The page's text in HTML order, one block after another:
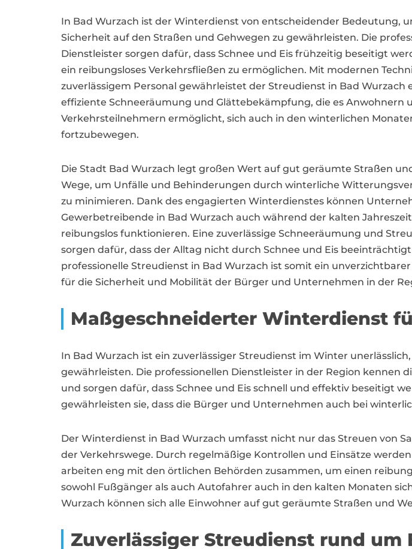
In Bad Wurzach ist der Winterdienst von entscheidender Bedeutung,
Sicherheit auf den Straßen und Gehwegen zu gewährleisten. Die
Dienstleister sorgen dafür, dass Schnee und Eis frühzeitig beseitigt
ein reibungsloses Verkehrsfließen zu ermöglichen. Mit modernen
zuverlässigem Personal gewährleistet der Streudienst in Bad Wurzach
effiziente Schneeräumung und Glättebekämpfung, die es Anwohnern
Verkehrsteilnehmern ermöglicht, sich auch in den winterlichen
fortzubewegen.
Die Stadt Bad Wurzach legt großen Wert auf gut geräumte Straßen
Wege, um Unfälle und Behinderungen durch winterliche
zu minimieren. Dank des engagierten Winterdienstes können
Gewerbetreibende in Bad Wurzach auch während der kalten Jahreszeit
reibungslos funktionieren. Eine zuverlässige Schneeräumung und
sorgen dafür, dass der Alltag nicht durch Schnee und Eis
professionelle Streudienst in Bad Wurzach ist somit ein
für die Sicherheit und Mobilität der Bürger und Unternehmen in der
Maßgeschneiderter Winterdienst
In Bad Wurzach ist ein zuverlässiger Streudienst im Winter
gewährleisten. Die professionellen Dienstleister in der Region kennen
und sorgen dafür, dass Schnee und Eis schnell und effektiv beseitigt
gewährleisten sie, dass die Bürger und Unternehmen auch bei
Der Winterdienst in Bad Wurzach umfasst nicht nur das Streuen von
der Verkehrswege. Durch regelmäßige Kontrollen und Einsätze
arbeiten eng mit den örtlichen Behörden zusammen, um einen
sowohl Fußgänger als auch Autofahrer auch in den kalten Monaten
Wurzach können sich alle Einwohner auf gut geräumte Straßen und
Zuverlässiger Streudienst rund um